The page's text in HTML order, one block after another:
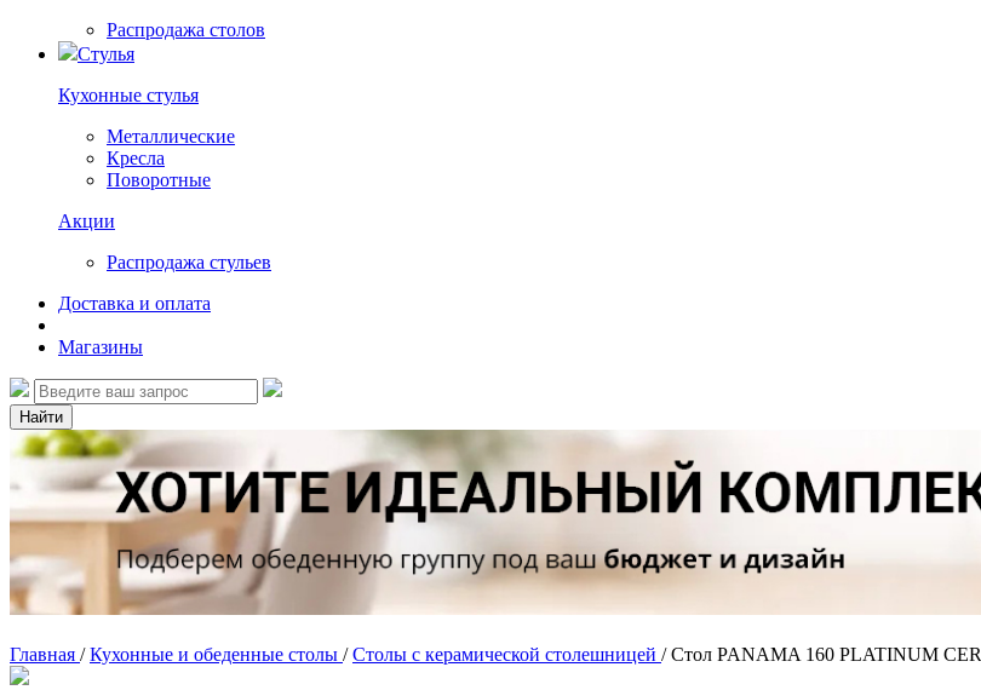
Распродажа столов
Стулья
Кухонные стулья
Металлические
Кресла
Поворотные
Акции
Распродажа стульев
Доставка и оплата
Магазины
Найти
Главная / Кухонные и обеденные столы / Столы с керамической столешницей / Стол PANAMA 160 PLATINUM CER